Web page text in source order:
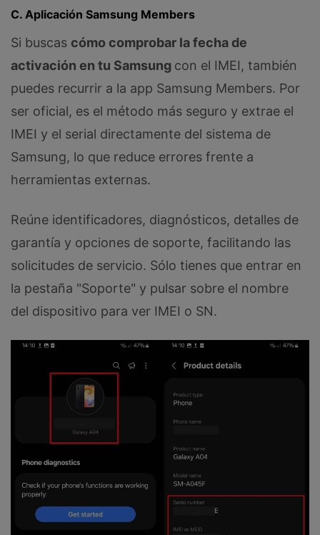
C. Aplicación Samsung Members
Si buscas cómo comprobar la fecha de
activación en tu Samsung con el IMEI, también
puedes recurrir a la app Samsung Members. Por
ser oficial, es el método más seguro y extrae el
IMEI y el serial directamente del sistema de
Samsung, lo que reduce errores frente a
herramientas externas.
Reúne identificadores, diagnósticos, detalles de
garantía y opciones de soporte, facilitando las
solicitudes de servicio. Sólo tienes que entrar en
la pestaña "Soporte" y pulsar sobre el nombre
del dispositivo para ver IMEI o SN.